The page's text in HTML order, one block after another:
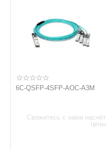
6C-QSFP-4SFP-AOC-A3M
Свяжитесь с нами насчёт
цены